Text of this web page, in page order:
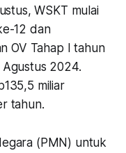
WSKT mulai
12 dan
OV Tahap I tahun
2024.
miliar
tahun.
(PMN) untuk